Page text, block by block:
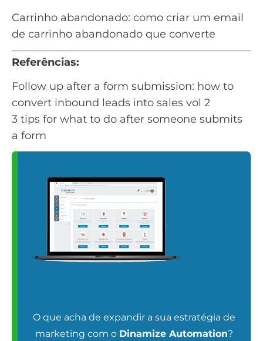
Carrinho abandonado: como criar um email
de carrinho abandonado que converte
Referências:
Follow up after a form submission: how to
convert inbound leads into sales vol 2
3 tips for what to do after someone submits
a form
O que acha de expandir a sua estratégia de
marketing com o Dinamize Automation?